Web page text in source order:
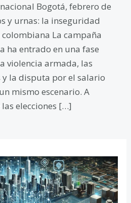
Bogotá, febrero de
y urnas: la inseguridad
La campaña
ha entrado en una fase
violencia armada, las
la disputa por el salario
mismo escenario. A
elecciones […]